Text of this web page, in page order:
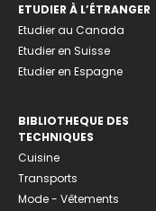
ETUDIER À L’ÉTRANGER
Etudier au Canada
Etudier en Suisse
Etudier en Espagne
BIBLIOTHEQUE DES
TECHNIQUES
Cuisine
Transports
Mode - Vêtements